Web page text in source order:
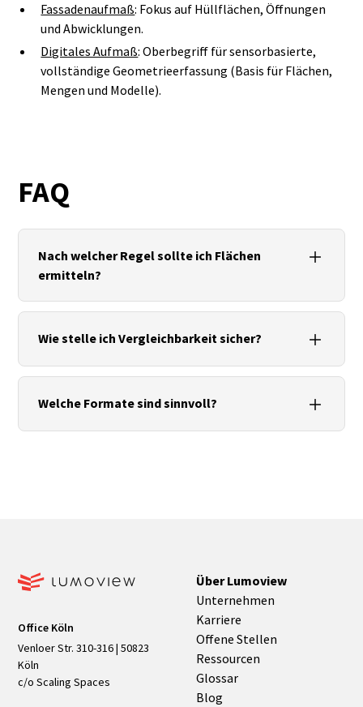
Fassadenaufmaß: Fokus auf Hüllflächen, Öffnungen
und Abwicklungen.
Digitales Aufmaß: Oberbegriff für sensorbasierte,
vollständige Geometrieerfassung (Basis für Flächen,
Mengen und Modelle).
FAQ
Nach welcher Regel sollte ich Flächen
ermitteln?
In Deutschland ist DIN 277 üblich; je nach Zweck
(Vermietung/FM) können WoFlV oder
GEFMA/GIF‑Regeln gelten – den Standard im
Bericht angeben.
Wie stelle ich Vergleichbarkeit sicher?
Messbasis (Roh/Ausbau), Einheiten, Abzüge und
Raumdefinitionen dokumentieren; QA‑Protokoll
Welche Formate sind sinnvoll?
Office Köln
Venloer Str. 310-316 | 50823
Köln
c/o Scaling Spaces
Über Lumoview
Unternehmen
Karriere
Offene Stellen
Ressourcen
Glossar
Blog